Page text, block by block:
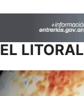
EL LITORAL